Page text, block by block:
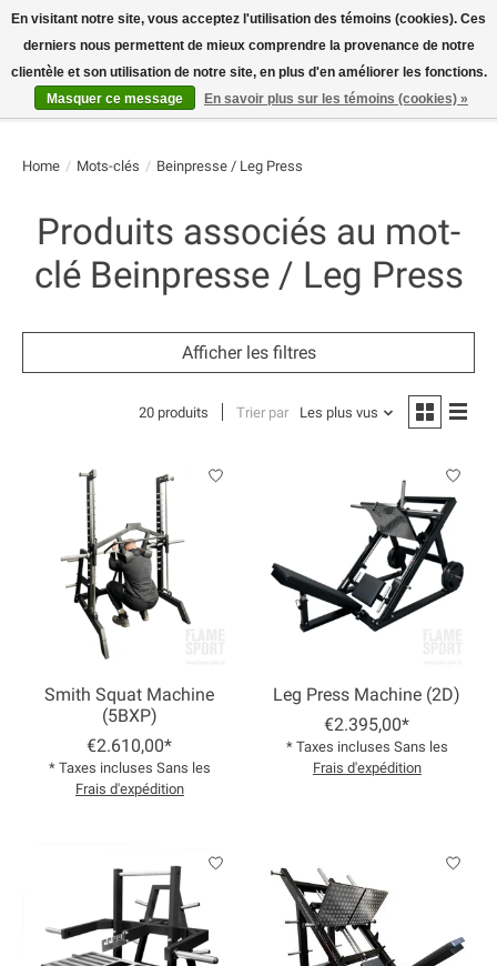
E-MAIL:info@flame-sport.deTEL.: +49 1525 9705 011
Liste de souhaits
Panier
Home / Mots-clés / Beinpresse / Leg Press
Produits associés au mot-
clé Beinpresse / Leg Press
Afficher les filtres
20 produits Trier par Les plus vus
Smith Squat Machine
(5BXP)
€2.610,00*
* Taxes incluses Sans les
Frais d'expédition
Leg Press Machine (2D)
€2.395,00*
* Taxes incluses Sans les
Frais d'expédition
En visitant notre site, vous acceptez l'utilisation des témoins (cookies). Ces
derniers nous permettent de mieux comprendre la provenance de notre
clientèle et son utilisation de notre site, en plus d'en améliorer les fonctions.
Masquer ce message
En savoir plus sur les témoins (cookies) »